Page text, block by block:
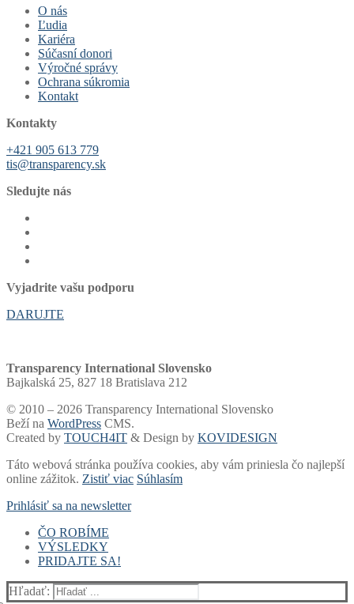
O nás
Ľudia
Kariéra
Súčasní donori
Výročné správy
Ochrana súkromia
Kontakt
Kontakty
+421 905 613 779
tis@transparency.sk
Sledujte nás
Vyjadrite vašu podporu
DARUJTE
Transparency International Slovensko
Bajkalská 25, 827 18 Bratislava 212
© 2010 – 2026 Transparency International Slovensko
Beží na WordPress CMS.
Created by TOUCH4IT & Design by KOVIDESIGN
Táto webová stránka používa cookies, aby vám priniesla čo najlepší
online zážitok. Zistiť viac Súhlasím
Prihlásiť sa na newsletter
ČO ROBÍME
Voľby a financovanie strán
Samospráva
Whistleblowing
VÝSLEDKY
Rebríčky a portály
Rebríček miest a žúp
Blog
PRIDAJTE SA!
2 % dane
Hľadať: